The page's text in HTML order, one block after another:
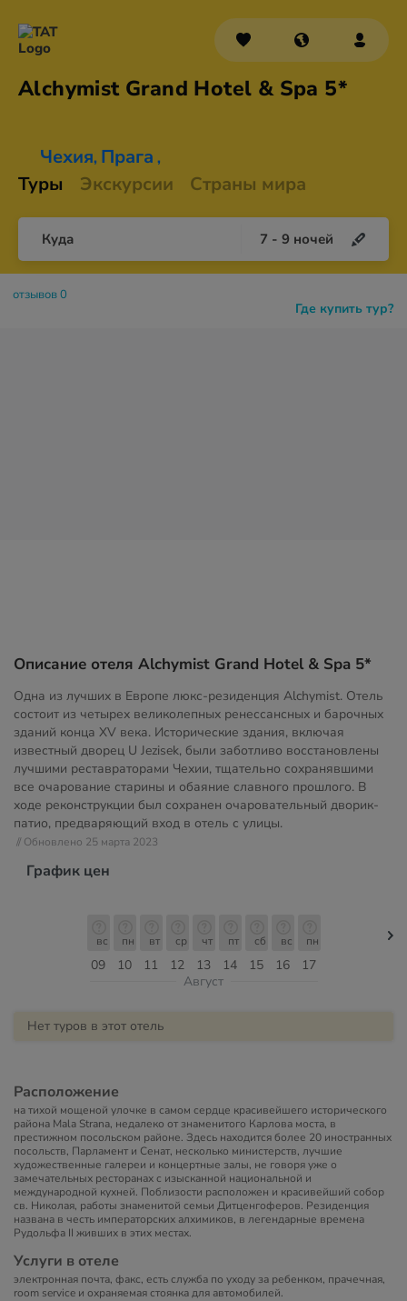
Alchymist Grand Hotel & Spa 5*
Чехия, Прага ,
Туры Экскурсии Страны мира
Куда 7 - 9 ночей
Где купить тур?
отзывов 0
Описание отеля Alchymist Grand Hotel & Spa 5*
Одна из лучших в Европе люкс-резиденция Alchymist. Отель
состоит из четырех великолепных ренессансных и барочных
зданий конца XV века. Исторические здания, включая
известный дворец U Jezisek, были заботливо восстановлены
лучшими реставраторами Чехии, тщательно сохранявшими
все очарование старины и обаяние славного прошлого. В
ходе реконструкции был сохранен очаровательный дворик-
патио, предваряющий вход в отель с улицы.
// Обновлено 25 марта 2023
График цен
09
вс
10
пн
11
вт
12
ср
13
чт
14
пт
15
сб
16
вс
17
пн
Август
Нет туров в этот отель
Расположение
на тихой мощеной улочке в самом сердце красивейшего исторического
района Mala Strana, недалеко от знаменитого Карлова моста, в
престижном посольском районе. Здесь находится более 20 иностранных
посольств, Парламент и Сенат, несколько министерств, лучшие
художественные галереи и концертные залы, не говоря уже о
замечательных ресторанах с изысканной национальной и
международной кухней. Поблизости расположен и красивейший собор
св. Николая, работы знаменитой семьи Дитценгоферов. Резиденция
названа в честь императорских алхимиков, в легендарные времена
Рудольфа II живших в этих местах.
Услуги в отеле
электронная почта, факс, есть служба по уходу за ребенком, прачечная,
room service и охраняемая стоянка для автомобилей.